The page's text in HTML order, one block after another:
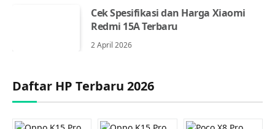
Cek Spesifikasi dan Harga Xiaomi
Redmi 15A Terbaru
2 April 2026
Daftar HP Terbaru 2026